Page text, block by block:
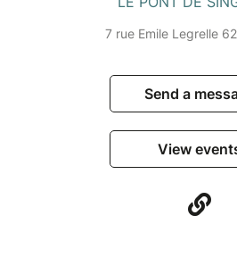
7 rue Emile Legrelle
Send a
View